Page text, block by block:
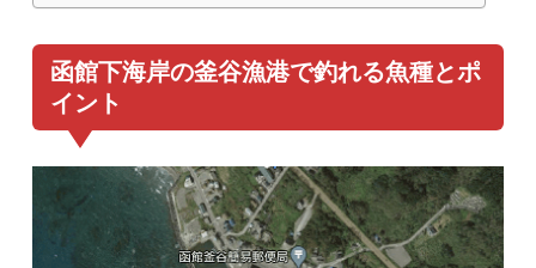
函館下海岸の釜谷漁港で釣れる魚種とポ
イント